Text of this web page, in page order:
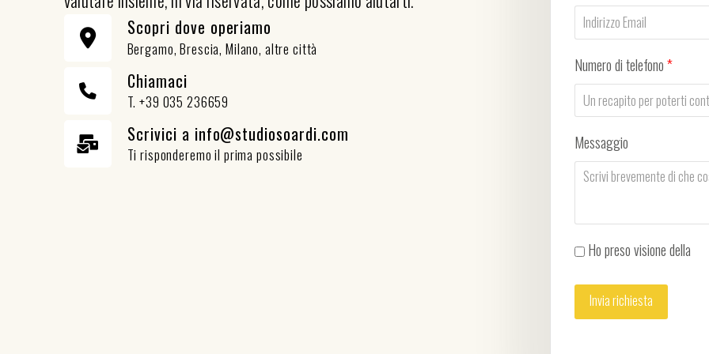
Scopri dove operiamo
Bergamo, Brescia, Milano, altre città
Chiamaci
T. +39 035 236659
Scrivici a info@studiosoardi.com
Ti risponderemo il prima possibile
Numero di telefono*
Messaggio
Ho preso visione della